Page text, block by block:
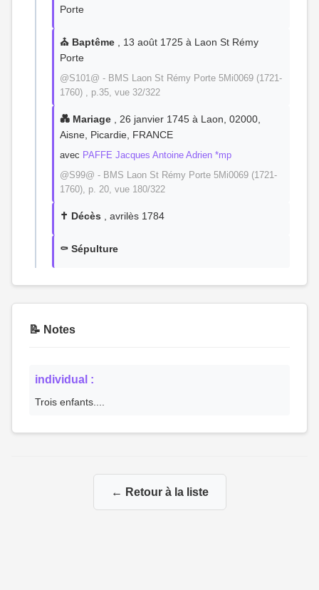
Porte
⛪ Baptême , 13 août 1725 à Laon St Rémy
Porte
@S101@ - BMS Laon St Rémy Porte 5Mi0069 (1721-
1760) , p.35, vue 32/322
💑 Mariage , 26 janvier 1745 à Laon, 02000,
Aisne, Picardie, FRANCE
avec PAFFE Jacques Antoine Adrien *mp
@S99@ - BMS Laon St Rémy Porte 5Mi0069 (1721-
1760), p. 20, vue 180/322
✝️ Décès , avrilès 1784
⚰️ Sépulture
📝 Notes
individual :
Trois enfants....
← Retour à la liste